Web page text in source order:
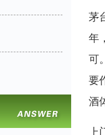
茅
年
可
要
酒
上